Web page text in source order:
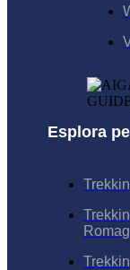
Esplora